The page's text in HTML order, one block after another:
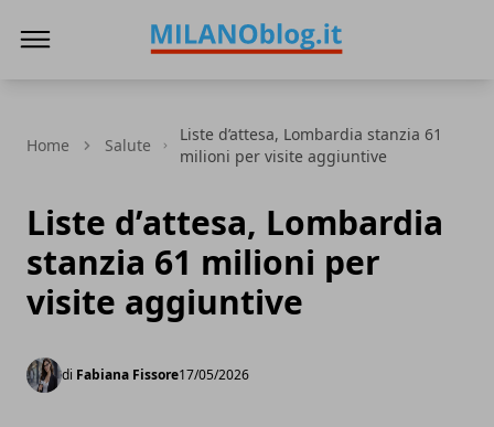
Home Salute
Liste d’attesa, Lombardia stanzia 61
milioni per visite aggiuntive
Liste d’attesa, Lombardia
stanzia 61 milioni per
visite aggiuntive
di Fabiana Fissore17/05/2026